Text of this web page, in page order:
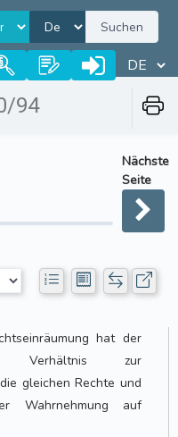
Suchen
94
Nächste
Seite
hat der
Verhältnis zur
gleichen Rechte und
Wahrnehmung auf